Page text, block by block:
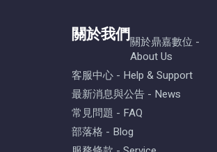
關於我們關於鼎嘉數位 -
About Us
客服中心 - Help & Support
最新消息與公告 - News
常見問題 - FAQ
部落格 - Blog